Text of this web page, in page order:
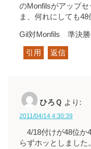
のMonfilsがアップセ
ま、何れにしても48
Gil対Monfils 準決
引用 返信
ひろＱ より:
2011/04/14 4:30:39
4/18付けが48位か
らずホッとしまし